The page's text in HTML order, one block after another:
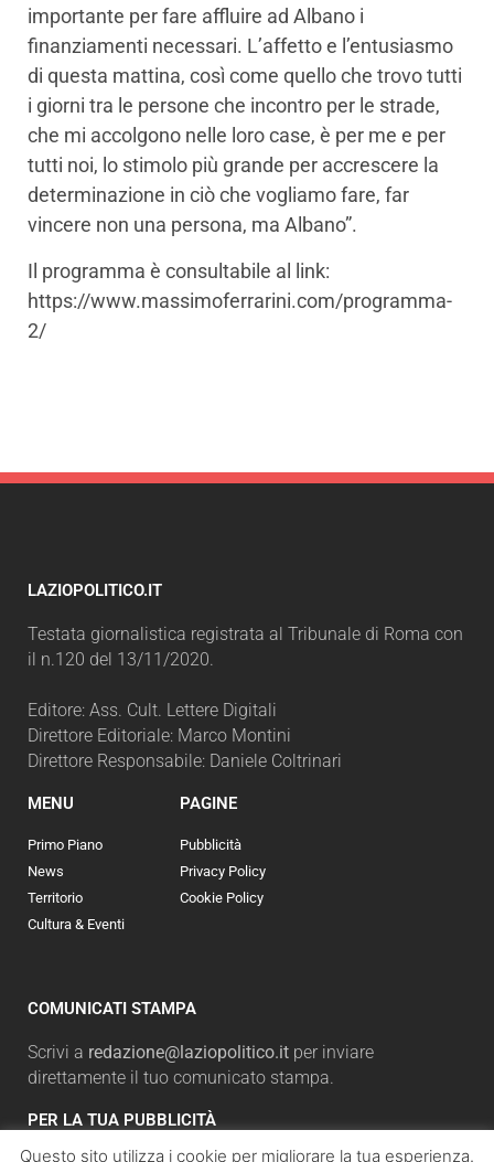
importante per fare affluire ad Albano i
finanziamenti necessari. L’affetto e l’entusiasmo
di questa mattina, così come quello che trovo tutti
i giorni tra le persone che incontro per le strade,
che mi accolgono nelle loro case, è per me e per
tutti noi, lo stimolo più grande per accrescere la
determinazione in ciò che vogliamo fare, far
vincere non una persona, ma Albano”.
Il programma è consultabile al link:
https://www.massimoferrarini.com/programma-
2/
LAZIOPOLITICO.IT
Testata giornalistica registrata al Tribunale di Roma con
il n.120 del 13/11/2020.
Editore: Ass. Cult. Lettere Digitali
Direttore Editoriale: Marco Montini
Direttore Responsabile: Daniele Coltrinari
MENU
Primo Piano
News
Territorio
Cultura & Eventi
PAGINE
Pubblicità
Privacy Policy
Cookie Policy
COMUNICATI STAMPA
Scrivi a redazione@laziopolitico.it per inviare
direttamente il tuo comunicato stampa.
PER LA TUA PUBBLICITÀ
Questo sito utilizza i cookie per migliorare la tua esperienza.